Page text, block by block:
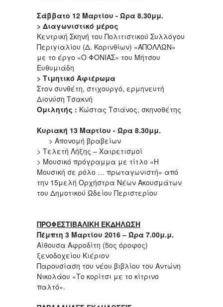
Σάββατο 12 Μαρτίου - Ώρα 8.30μμ.
> Διαγωνιστικό μέρος
Κεντρική Σκηνή του Πολιτιστικού Συλλόγου
Περιγιαλίου (Δ. Κορινθίων) «ΑΠΟΛΛΩΝ»
με το έργο «Ο ΦΟΝΙΑΣ» του Μήτσου
Ευθυμιάδη
> Τιμητικό Αφιέρωμα
Στον συνθέτη, στιχουργό, ερμηνευτή
Διονύση Τσακνή
Ομιλητής : Κώστας Τσιάνος, σκηνοθέτης
Κυριακή 13 Μαρτίου - Ώρα 8.30μμ.
> Απονομή βραβείων
> Τελετή Λήξης – Χαιρετισμοί
> Μουσικό πρόγραμμα με τίτλο «Η
Μουσική σε ρόλο … πρωταγωνιστή» από
την 15μελή Ορχήστρα Νέων Ακουσμάτων
του Δημοτικού Ωδείου Περιστερίου
ΠΡΟΦΕΣΤΙΒΑΛΙΚΗ ΕΚΔΗΛΩΣΗ
Πέμπτη 3 Μαρτίου 2016 – Ώρα 7.00μ.μ.
Αίθουσα Αφροδίτη (5ος όροφος)
ξενοδοχείου Κιέριον
Παρουσίαση του νέου βιβλίου του Αντώνη
Νικολάου «Το κορίτσι με το κίτρινο
παλτό».